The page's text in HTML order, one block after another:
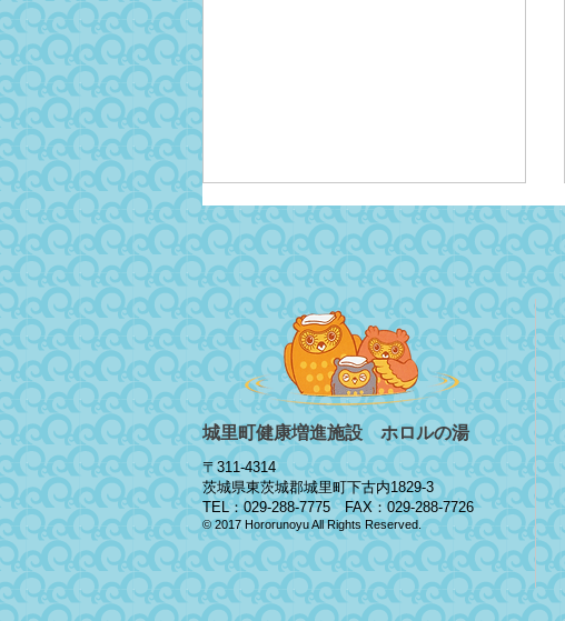
8/9～15『夏休み工作教室』
開催‼
城里町健康増進施設 ホロルの湯
〒311-4314
茨城県東茨城郡城里町下古内1829-3
TEL：029-288-7775 FAX：029-288-7726
© 2017 Hororunoyu All Rights Reserved.